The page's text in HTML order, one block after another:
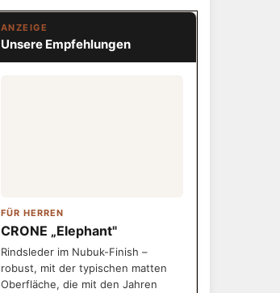
ANZEIGE
Unsere Empfehlungen
FÜR HERREN
CRONE „Elephant"
Rindsleder im Nubuk-Finish –
robust, mit der typischen matten
Oberfläche, die mit den Jahren